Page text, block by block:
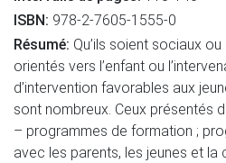
ISBN: 978-2-7605-1555-0
Résumé: Qu’ils soient sociaux
orientés vers l’enfant ou
d’intervention favorables aux
sont nombreux. Ceux présentés
– programmes de formation ;
avec les parents, les jeunes et la